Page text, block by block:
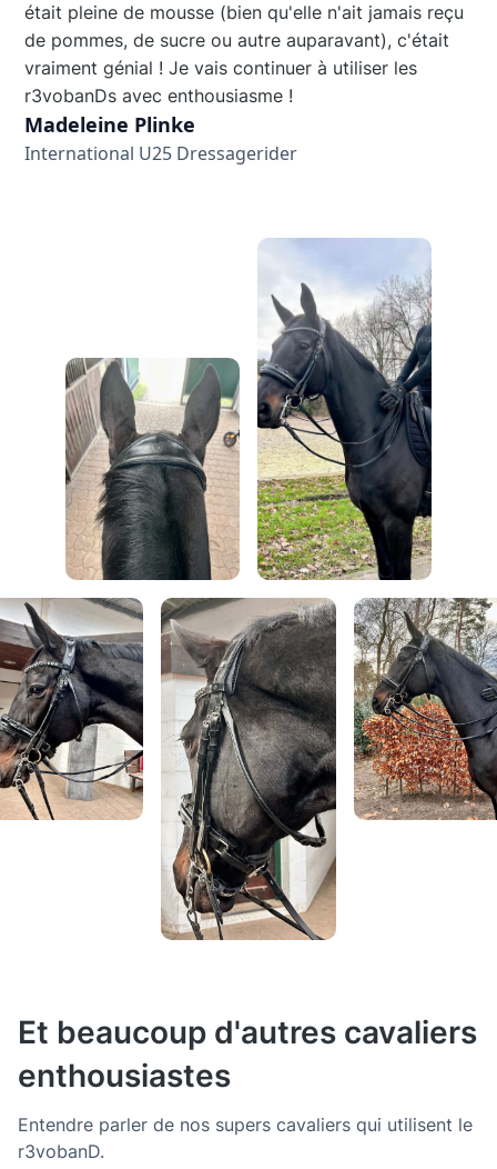
était pleine de mousse (bien qu'elle n'ait jamais reçu
de pommes, de sucre ou autre auparavant), c'était
vraiment génial ! Je vais continuer à utiliser les
r3vobanDs avec enthousiasme !
Madeleine Plinke
International U25 Dressagerider
Et beaucoup d'autres cavaliers
enthousiastes
Entendre parler de nos supers cavaliers qui utilisent le
r3vobanD.